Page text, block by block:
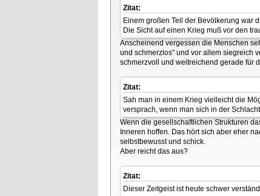
Zitat:
Einem großen Teil der Bevölkerung war
Die Sicht auf einen Krieg muß vor den
Anscheinend vergessen die Menschen
und schmerzlos" und vor allem siegreich
schmerzvoll und weitreichend gerade für
Zitat:
Sah man in einem Krieg vielleicht die
versprach, wenn man sich in der
Wenn die gesellschaftlichen Strukturen
Inneren hoffen. Das hört sich aber eher
selbstbewusst und schick.
Aber reicht das aus?
Zitat:
Dieser Zeitgeist ist heute schwer